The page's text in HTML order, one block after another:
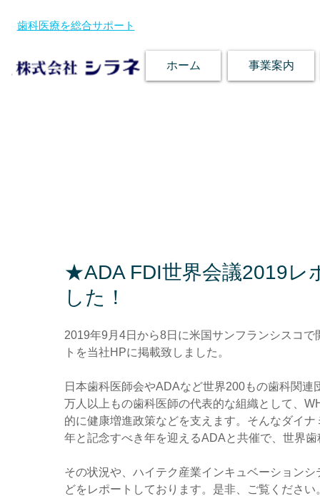
歯科医療を総合サポート
ホーム 事業案内
★ADA FDI世界会議2019レ
した！
2019年9月4日から8日に米国サンフランシスコ
トを当社HPに掲載致しました。
日本歯科医師会やADAなど世界200もの歯科関
万人以上もの歯科医師の代表的な組織として、
的に健康増進政策などを支えます。そんなダイ
年と記念すべき年を迎えるADAと共催で、世界
その状況や、ハイテク産業インキュベーション
どをレポートしております。是非、ご覧ください